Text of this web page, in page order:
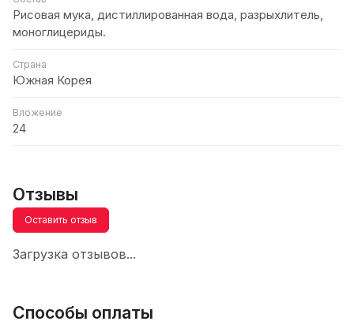
Рисовая мука, дистиллированная вода, разрыхлитель,
моноглицериды.
Страна
Южная Корея
Вложение
24
Отзывы
Оставить отзыв
Загрузка отзывов...
Способы оплаты